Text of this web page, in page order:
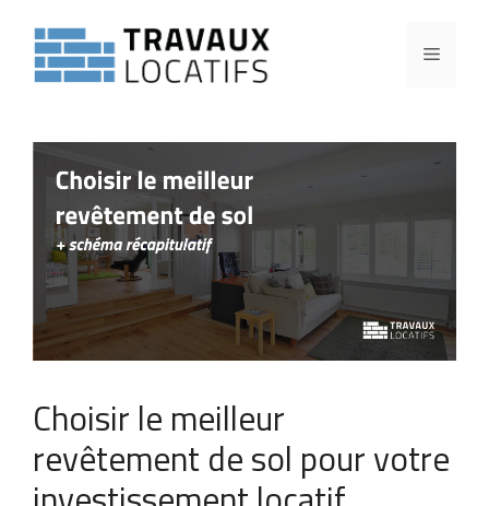
Choisir le meilleur
revêtement de sol pour votre